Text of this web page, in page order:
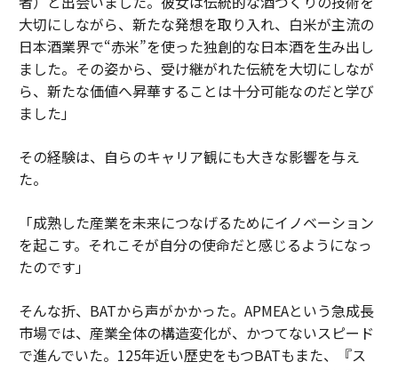
大切にしながら、新たな発想を取り入れ、白米が主流の
日本酒業界で“赤米”を使った独創的な日本酒を生み出し
ました。その姿から、受け継がれた伝統を大切にしなが
ら、新たな価値へ昇華することは十分可能なのだと学び
ました」
その経験は、自らのキャリア観にも大きな影響を与え
た。
「成熟した産業を未来につなげるためにイノベーション
を起こす。それこそが自分の使命だと感じるようになっ
たのです」
そんな折、BATから声がかかった。APMEAという急成長
市場では、産業全体の構造変化が、かつてないスピード
で進んでいた。125年近い歴史をもつBATもまた、『ス